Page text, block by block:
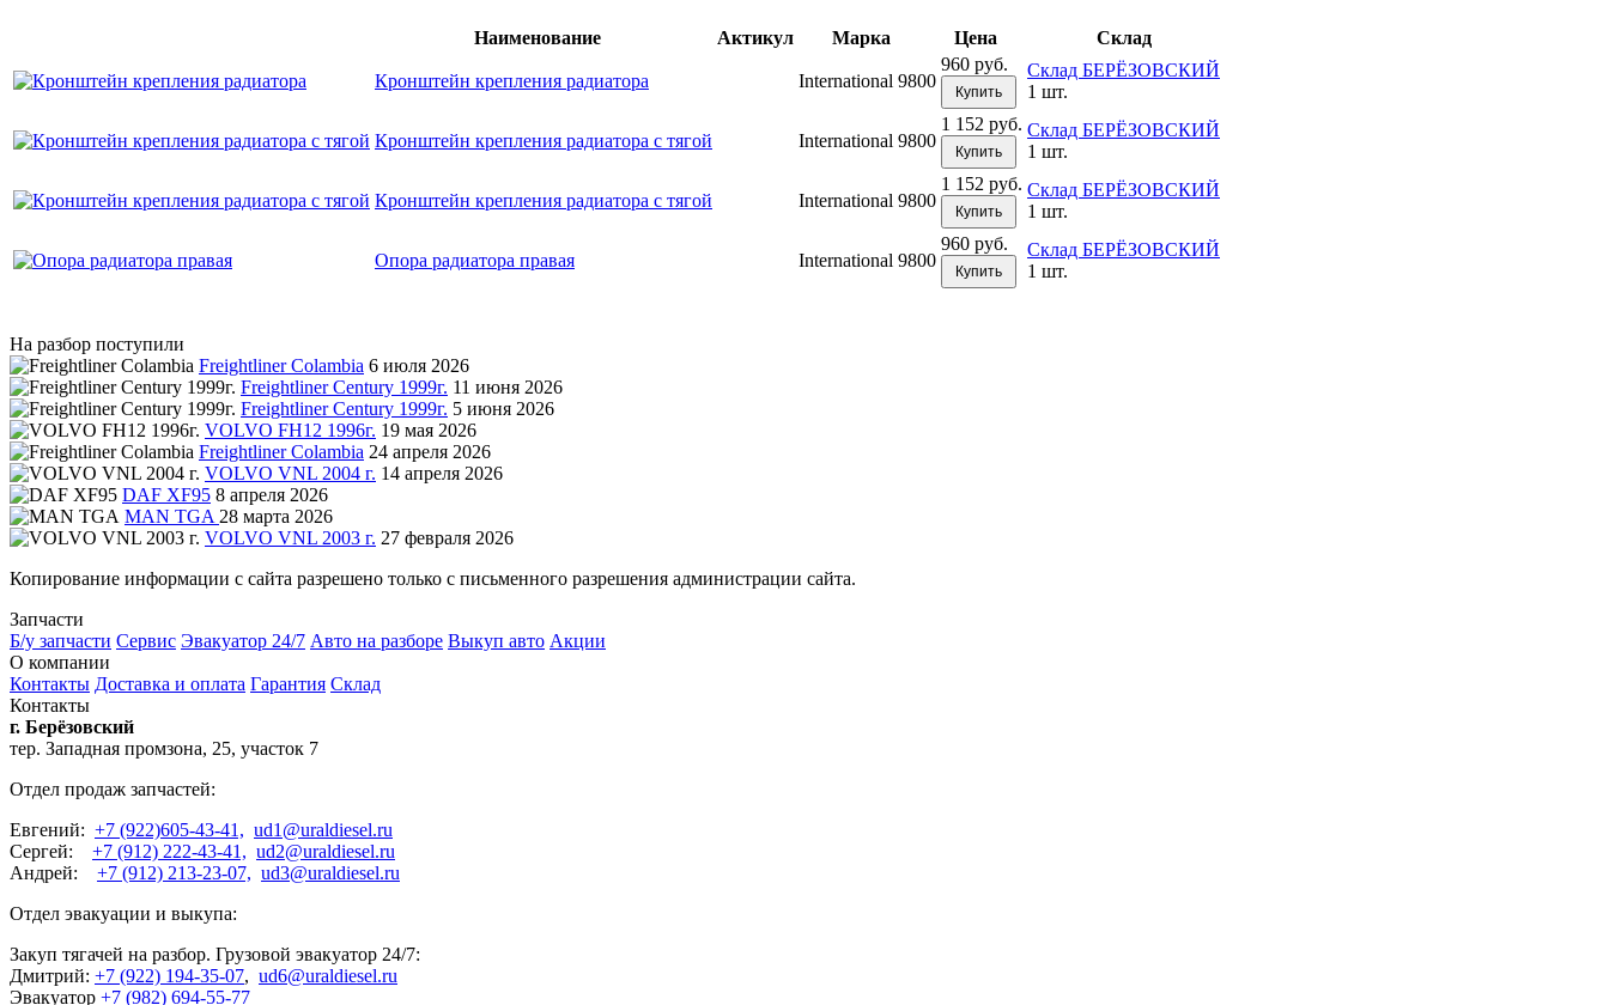
Наименование Актикул Марка Цена Склад
Кронштейн крепления радиатора International 9800
960 руб.
Купить
Склад БЕРЁЗОВСКИЙ
1 шт.
Кронштейн крепления радиатора с тягой International 9800
1 152 руб.
Купить
Склад БЕРЁЗОВСКИЙ
1 шт.
Кронштейн крепления радиатора с тягой International 9800
1 152 руб.
Купить
Склад БЕРЁЗОВСКИЙ
1 шт.
Опора радиатора правая International 9800
960 руб.
Купить
Склад БЕРЁЗОВСКИЙ
1 шт.
На разбор поступили
Freightliner Colambia 6 июля 2026
Freightliner Century 1999г. 11 июня 2026
Freightliner Century 1999г. 5 июня 2026
VOLVO FH12 1996г. 19 мая 2026
Freightliner Colambia 24 апреля 2026
VOLVO VNL 2004 г. 14 апреля 2026
DAF XF95 8 апреля 2026
MAN TGA 28 марта 2026
VOLVO VNL 2003 г. 27 февраля 2026
Копирование информации с сайта разрешено только с письменного разрешения администрации сайта.
Запчасти
Б/у запчасти Сервис Эвакуатор 24/7 Авто на разборе Выкуп авто Акции
О компании
Контакты Доставка и оплата Гарантия Склад
Контакты
г. Берёзовский
тер. Западная промзона, 25, участок 7
Отдел продаж запчастей:
Евгений: +7 (922)605-43-41, ud1@uraldiesel.ru
Сергей: +7 (912) 222-43-41, ud2@uraldiesel.ru
Андрей: +7 (912) 213-23-07, ud3@uraldiesel.ru
Отдел эвакуации и выкупа:
Закуп тягачей на разбор. Грузовой эвакуатор 24/7:
Дмитрий: +7 (922) 194-35-07, ud6@uraldiesel.ru
Эвакуатор +7 (982) 694-55-77